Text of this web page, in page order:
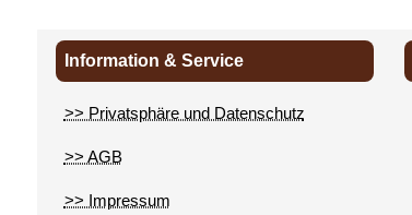
Information & Service
>> Privatsphäre und Datenschutz
>> AGB
>> Impressum